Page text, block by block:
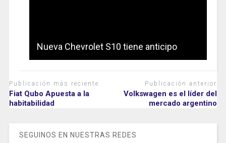
Nueva Chevrolet S10 tiene anticipo
Publicación más reciente
Fiat Qubo Apuesta a la
habitabilidad
Publicación anterior
Volkswagen es el líder del
mercado argentino
SEGUINOS EN NUESTRAS REDES